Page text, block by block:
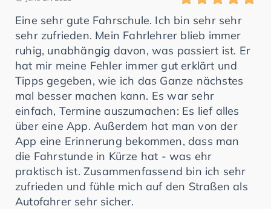
Eine sehr gute Fahrschule. Ich bin sehr sehr
sehr zufrieden. Mein Fahrlehrer blieb immer
ruhig, unabhängig davon, was passiert ist. Er
hat mir meine Fehler immer gut erklärt und
Tipps gegeben, wie ich das Ganze nächstes
mal besser machen kann. Es war sehr
einfach, Termine auszumachen: Es lief alles
über eine App. Außerdem hat man von der
App eine Erinnerung bekommen, dass man
die Fahrstunde in Kürze hat - was ehr
praktisch ist. Zusammenfassend bin ich sehr
zufrieden und fühle mich auf den Straßen als
Autofahrer sehr sicher.